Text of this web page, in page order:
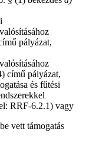
pályázat,
című pályázat,
és fűtési
RRF-6.2.1) vagy
vett támogatás